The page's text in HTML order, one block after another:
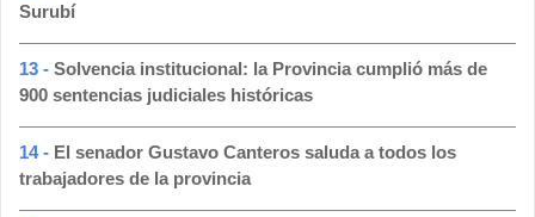
Surubí
13 - Solvencia institucional: la Provincia cumplió más de
900 sentencias judiciales históricas
14 - El senador Gustavo Canteros saluda a todos los
trabajadores de la provincia